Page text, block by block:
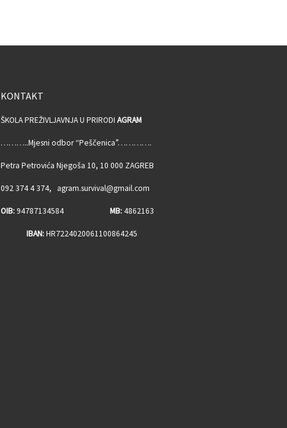
KONTAKT
ŠKOLA PREŽIVLJAVNJA U PRIRODI AGRAM
………..Mjesni odbor “Peščenica”………….
Petra Petrovića Njegoša 10, 10 000 ZAGREB
092 374 4 374, agram.survival@gmail.com
OIB:94787134584 MB:4862163
IBAN:HR7224020061100864245